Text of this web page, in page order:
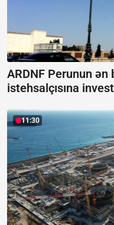
ARDNF Perunun
istehsalçısına
11:30